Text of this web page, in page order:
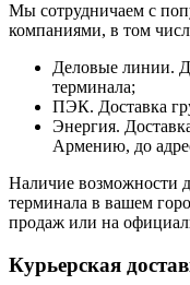
Мы сотрудничаем с
компаниями, в том
Деловые линии.
терминала;
ПЭК. Доставка
Энергия.
Армению, до
Наличие возможности
терминала в вашем
продаж или на
Курьерская